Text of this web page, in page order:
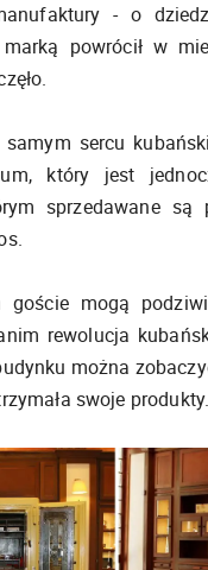
- o
powrócił w
sercu
który jest
sprzedawane są
mogą
rewolucja
można
swoje produkty.